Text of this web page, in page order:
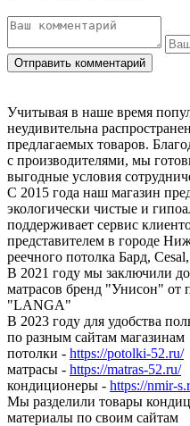
Учитывая в наше время
неудивительна
предлагаемых товаров.
с производителями, мы
выгодные условия
С 2015 года наш магазин
экологически чистые и
поддерживает сервис
представителем в городе
реечного потолка Бард,
В 2021 году мы заключили
матрасов бренд "Унисон" от
"LANGA"
В 2023 году для удобства
по разным сайтам магазинам
потолки - https://potolki-52.ru/
матрасы - https://matras-52.ru/
кондиционеры - https://nmir-
Мы разделили товары
материалы по своим сайтам